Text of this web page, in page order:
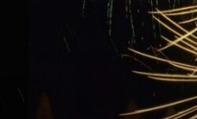
Tartalomhoz